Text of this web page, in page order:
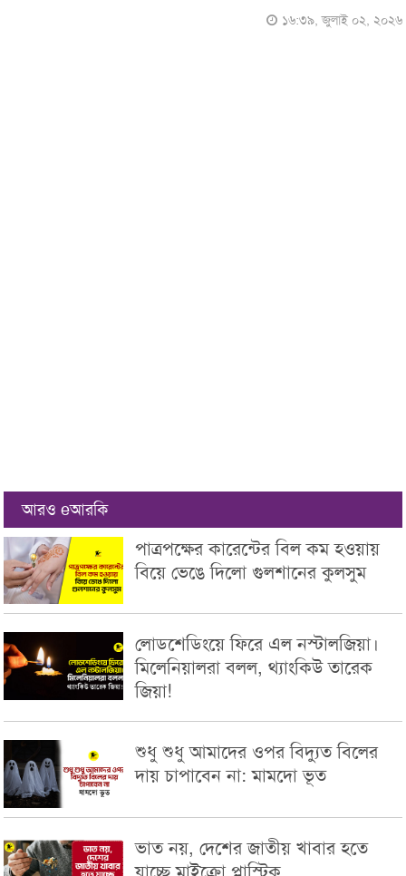
১৬:৩৯, জুলাই ০২, ২০২৬
আরও eআরকি
পাত্রপক্ষের কারেন্টের বিল কম হওয়ায়
বিয়ে ভেঙে দিলো গুলশানের কুলসুম
লোডশেডিংয়ে ফিরে এল নস্টালজিয়া।
মিলেনিয়ালরা বলল, থ্যাংকিউ তারেক
জিয়া!
শুধু শুধু আমাদের ওপর বিদ্যুত বিলের
দায় চাপাবেন না: মামদো ভূত
ভাত নয়, দেশের জাতীয় খাবার হতে
যাচ্ছে মাইক্রো প্লাস্টিক